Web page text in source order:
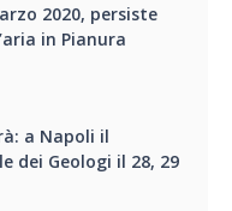
2020, persiste
in Pianura
a Napoli il
dei Geologi il 28, 29